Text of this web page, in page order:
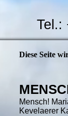
Tel.:
Diese Seite
Mensch!
Kevelaerer